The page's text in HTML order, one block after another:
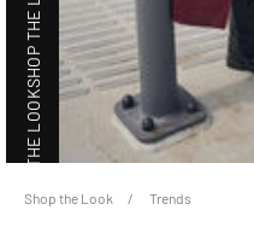
SHOP THE LOOK
Shop the Look Trends